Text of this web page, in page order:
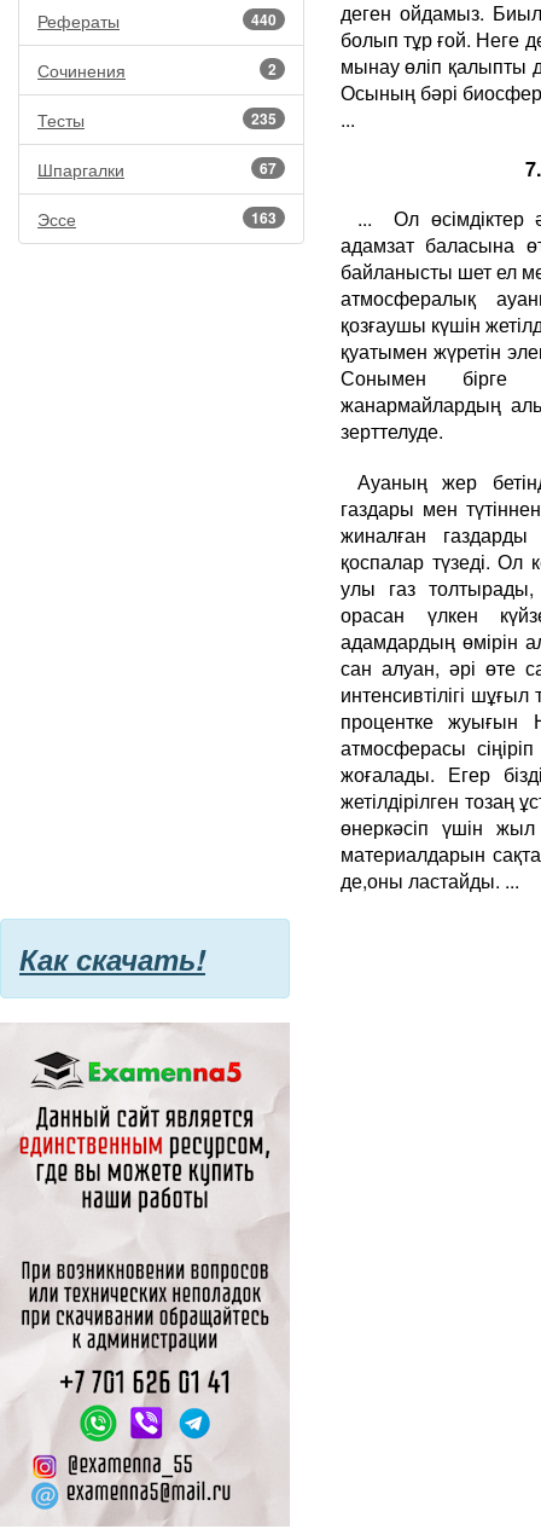
440
Рефераты
2
Сочинения
235
Тесты
67
Шпаргалки
163
Эссе
деген ойдамыз.
болып тұр ғой. Неге
мынау өліп қалыпты
Осының бәрі
...
... Ол өсімдіктер
адамзат баласына
байланысты шет ел
атмосфералық
қозғаушы күшін
қуатымен жүретін
Сонымен бірге
жанармайлардың
зерттелуде.
Ауаның жер
газдары мен
жиналған
қоспалар түзеді. Ол
улы газ толтырады,
орасан үлкен
адамдардың өмірін
сан алуан, әрі өте
интенсивтілігі
процентке жуығын
атмосферасы
жоғалады. Егер
жетілдірілген
өнеркәсіп үшін
материалдарын
де,оны ластайды. ...
Как скачать!